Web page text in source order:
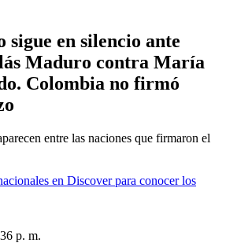
sigue en silencio ante
Maduro contra María
Colombia no firmó
entre las naciones que firmaron el
en Discover para conocer los
p. m.